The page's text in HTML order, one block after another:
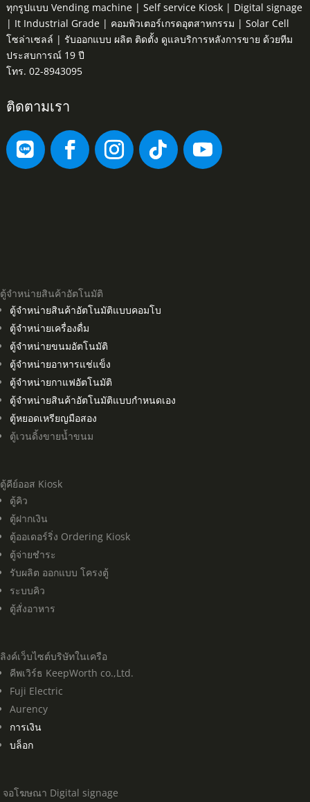
ทุกรูปแบบ Vending machine | Self service Kiosk | Digital signage
| It Industrial Grade | คอมพิวเตอร์เกรดอุตสาหกรรม | Solar Cell
โซล่าเซลล์ | รับออกแบบ ผลิต ติดตั้ง ดูแลบริการหลังการขาย ด้วยทีม
ประสบการณ์ 19 ปี
โทร. 02-8943095
ติดตามเรา
ตู้จำหน่ายสินค้าอัตโนมัติ
ตู้จำหน่ายสินค้าอัตโนมัติแบบคอมโบ
ตู้จำหน่ายเครื่องดื่ม
ตู้จำหน่ายขนมอัตโนมัติ
ตู้จำหน่ายอาหารแช่แข็ง
ตู้จำหน่ายกาแฟอัตโนมัติ
ตู้จำหน่ายสินค้าอัตโนมัติแบบกำหนดเอง
ตู้หยอดเหรียญมือสอง
ตู้เวนดิ้งขายน้ำขนม
ตู้คีย์ออส Kiosk
ตู้คิว
ตู้ฝากเงิน
ตู้ออเดอร์ริ่ง Ordering Kiosk
ตู้จ่ายชำระ
รับผลิต ออกแบบ โครงตู้
ระบบคิว
ตู้สั่งอาหาร
ลิงค์เว็บไซต์บริษัทในเครือ
คีพเวิร์ธ KeepWorth co.,Ltd.
Fuji Electric
Aurency
การเงิน
บล็อก
จอโฆษณา Digital signage